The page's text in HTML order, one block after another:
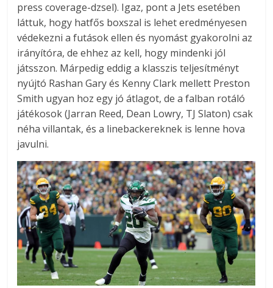
press coverage-dzsel). Igaz, pont a Jets esetében
láttuk, hogy hatfős boxszal is lehet eredményesen
védekezni a futások ellen és nyomást gyakorolni az
irányítóra, de ehhez az kell, hogy mindenki jól
játsszon. Márpedig eddig a klasszis teljesítményt
nyújtó Rashan Gary és Kenny Clark mellett Preston
Smith ugyan hoz egy jó átlagot, de a falban rotáló
játékosok (Jarran Reed, Dean Lowry, TJ Slaton) csak
néha villantak, és a linebackereknek is lenne hova
javulni.